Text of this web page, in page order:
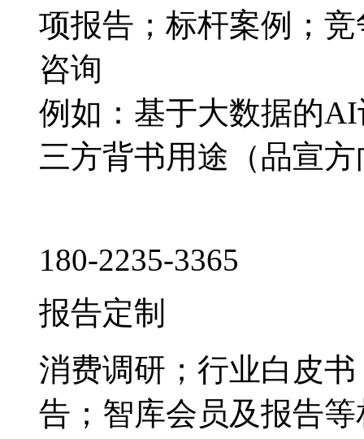
项报告；标杆案例；
咨询
例如：基于大数据的
三方背书用途（品宣
180-2235-3365
报告定制
消费调研；行业白皮
告；智库会员及报告